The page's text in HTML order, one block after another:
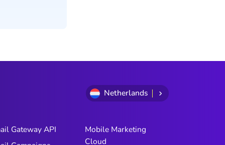
Netherlands
Gateway API
Mobile Marketing
Cloud